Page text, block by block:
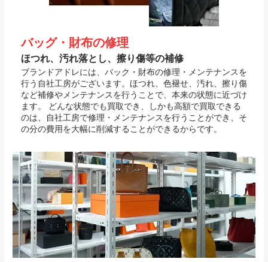
バッグ・財布の修理
ほつれ、汚れ落とし、擦り傷等の補修
ブランドアドレには、バック・財布の修理・メンテナンスを
行う自社工房がございます。ほつれ、色褪せ、汚れ、擦り傷
など補修やメンテナンスを行うことで、本来の状態に近づけ
ます。 どんな状態でも買取でき、しかも高額で買取できる
のは、自社工房で修理・メンテナンスを行うことができ、そ
の分の費用を大幅に削減することができるからです。